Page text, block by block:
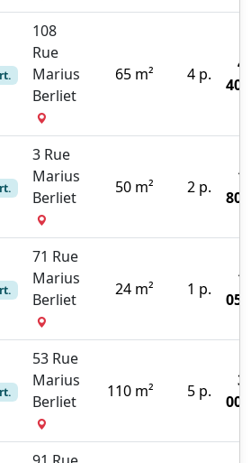
108
Rue
Marius
Berliet
65 m² 4 p.
3 Rue
Marius
Berliet
50 m² 2 p.
71 Rue
Marius
Berliet
24 m² 1 p.
53 Rue
Marius
Berliet
110 m² 5 p.